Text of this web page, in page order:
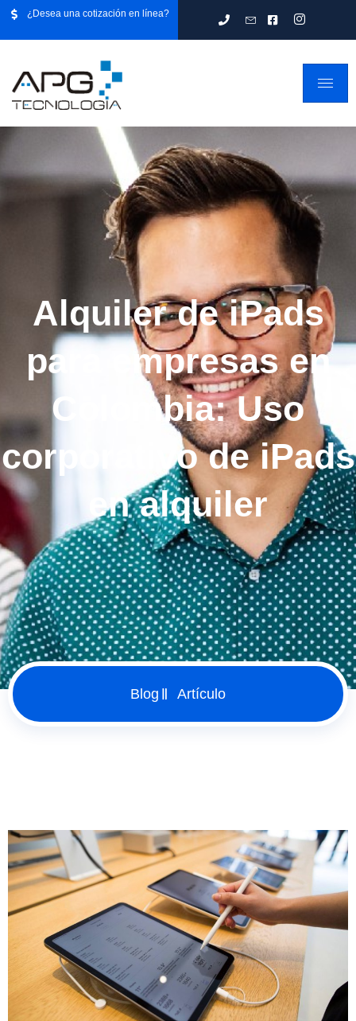
¿Desea una cotización en línea?
Alquiler de iPads
para empresas en
Colombia: Uso
corporativo de iPads
en alquiler
Blog Artículo